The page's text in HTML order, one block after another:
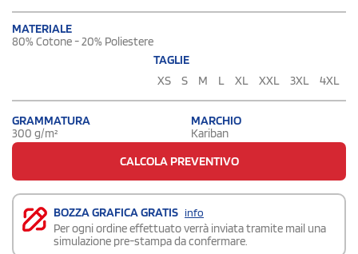
MATERIALE
80% Cotone - 20% Poliestere
TAGLIE
XS
S M L XL XXL 3XL 4XL
GRAMMATURA
300 g/m²
MARCHIO
Kariban
CALCOLA PREVENTIVO
BOZZA GRAFICA GRATIS info
Per ogni ordine effettuato verrà inviata tramite mail una
simulazione pre-stampa da confermare.